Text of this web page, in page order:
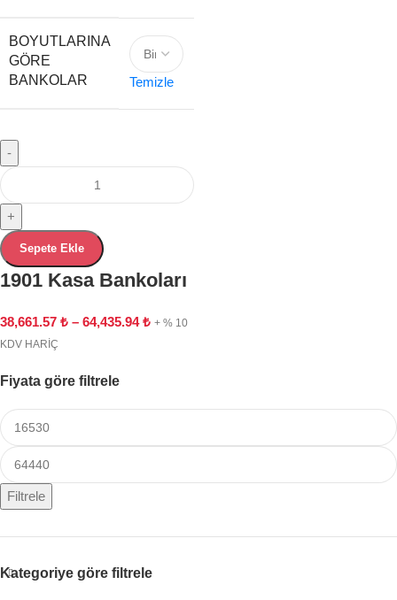
Fiyata göre filtrele
Filtrele
Kategoriye göre filtrele
BOYUTLARINA
GÖRE
BANKOLAR
Temizle
-
+
Sepete Ekle
1901 Kasa Bankoları
38,661.57 ₺ – 64,435.94₺ + % 10
KDV HARİÇ